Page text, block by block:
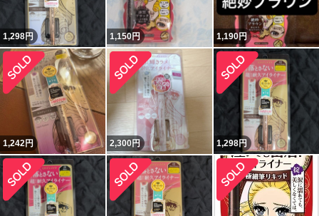
1,298円 1,150円 1,190円
1,242円 2,300円 1,298円